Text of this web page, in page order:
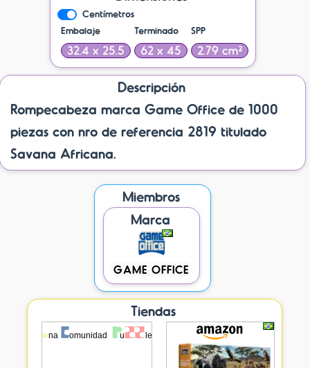
Centímetros
Embalaje
32.4 x 25.5
Terminado
62 x 45
SPP
2.79 cm²
Descripción
Rompecabeza marca Game Office de 1000
piezas con nro de referencia 2819 titulado
Savana Africana.
Miembros
Marca
GAME OFFICE
Tiendas